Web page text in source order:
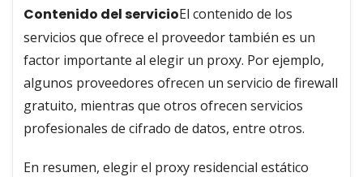
Contenido del servicioEl contenido de los
servicios que ofrece el proveedor también es un
factor importante al elegir un proxy. Por ejemplo,
algunos proveedores ofrecen un servicio de firewall
gratuito, mientras que otros ofrecen servicios
profesionales de cifrado de datos, entre otros.
En resumen, elegir el proxy residencial estático